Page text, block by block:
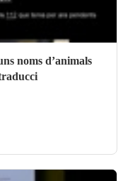
noms d’animals